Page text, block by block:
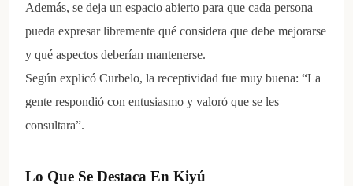
Además, se deja un espacio abierto para que cada persona
pueda expresar libremente qué considera que debe mejorarse
y qué aspectos deberían mantenerse.
Según explicó Curbelo, la receptividad fue muy buena: “La
gente respondió con entusiasmo y valoró que se les
consultara”.
Lo Que Se Destaca En Kiyú